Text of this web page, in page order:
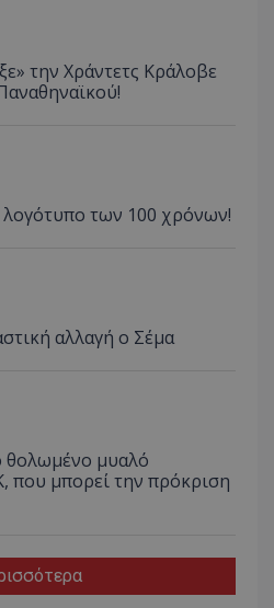
την Χράντετς Κράλοβε
των 100 χρόνων!
αλλαγή ο Σέμα
θολωμένο μυαλό
που μπορεί την πρόκριση